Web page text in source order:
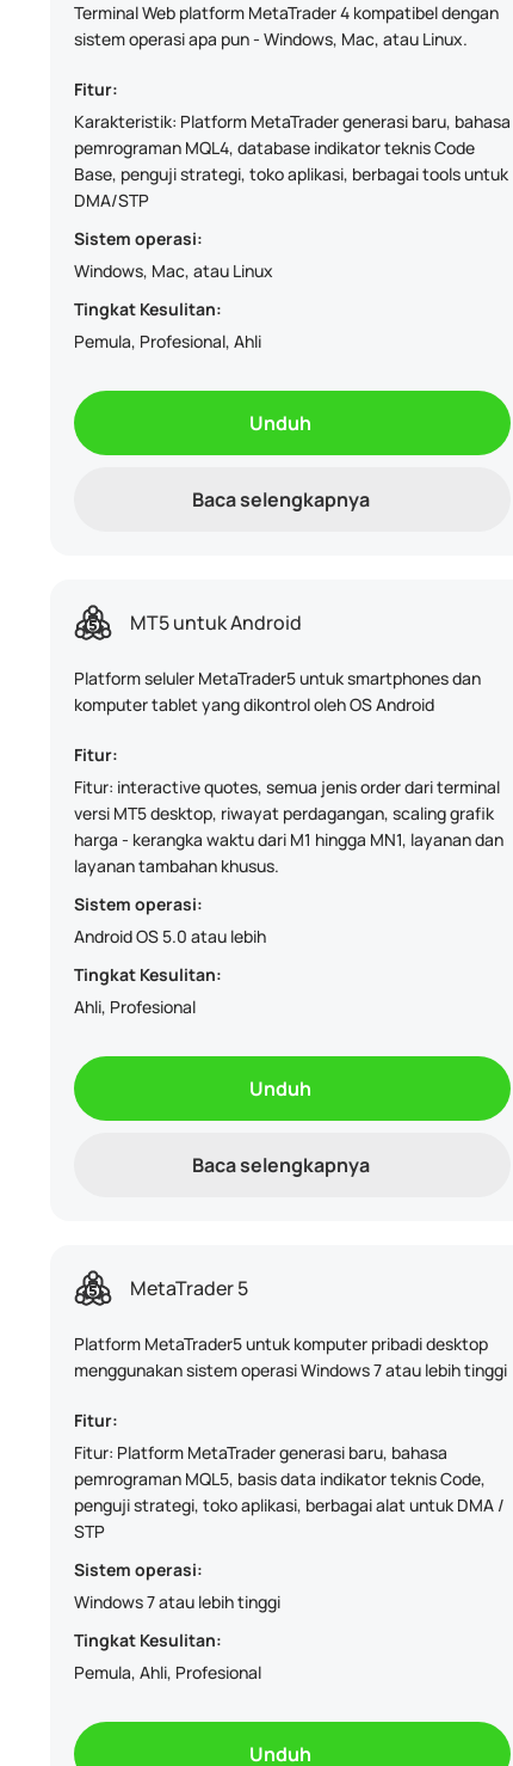
Terminal Web platform MetaTrader 4 kompatibel dengan
sistem operasi apa pun - Windows, Mac, atau Linux.
Fitur:
Karakteristik: Platform MetaTrader generasi baru, bahasa
pemrograman MQL4, database indikator teknis Code
Base, penguji strategi, toko aplikasi, berbagai tools untuk
DMA/STP
Sistem operasi:
Windows, Mac, atau Linux
Tingkat Kesulitan:
Pemula, Profesional, Ahli
Unduh
Baca selengkapnya
MT5 untuk Android
Platform seluler MetaTrader5 untuk smartphones dan
komputer tablet yang dikontrol oleh OS Android
Fitur:
Fitur: interactive quotes, semua jenis order dari terminal
versi MT5 desktop, riwayat perdagangan, scaling grafik
harga - kerangka waktu dari M1 hingga MN1, layanan dan
layanan tambahan khusus.
Sistem operasi:
Android OS 5.0 atau lebih
Tingkat Kesulitan:
Ahli, Profesional
Unduh
Baca selengkapnya
MetaTrader 5
Platform MetaTrader5 untuk komputer pribadi desktop
menggunakan sistem operasi Windows 7 atau lebih tinggi
Fitur:
Fitur: Platform MetaTrader generasi baru, bahasa
pemrograman MQL5, basis data indikator teknis Code,
penguji strategi, toko aplikasi, berbagai alat untuk DMA /
STP
Sistem operasi:
Windows 7 atau lebih tinggi
Tingkat Kesulitan:
Pemula, Ahli, Profesional
Unduh